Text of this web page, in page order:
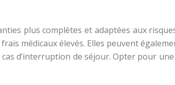
plus complètes et adaptées aux
médicaux élevés. Elles peuvent
d’interruption de séjour. Opter pour